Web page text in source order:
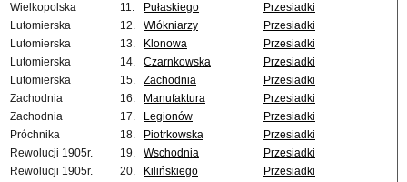
Wielkopolska
11. Pułaskiego
Przesiadki
Lutomierska
12. Włókniarzy
Przesiadki
Lutomierska
13. Klonowa
Przesiadki
Lutomierska
14. Czarnkowska
Przesiadki
Lutomierska
15. Zachodnia
Przesiadki
Zachodnia
16. Manufaktura
Przesiadki
Zachodnia
17. Legionów
Przesiadki
Próchnika
18. Piotrkowska
Przesiadki
Rewolucji 1905r.
19. Wschodnia
Przesiadki
Rewolucji 1905r.
20. Kilińskiego
Przesiadki